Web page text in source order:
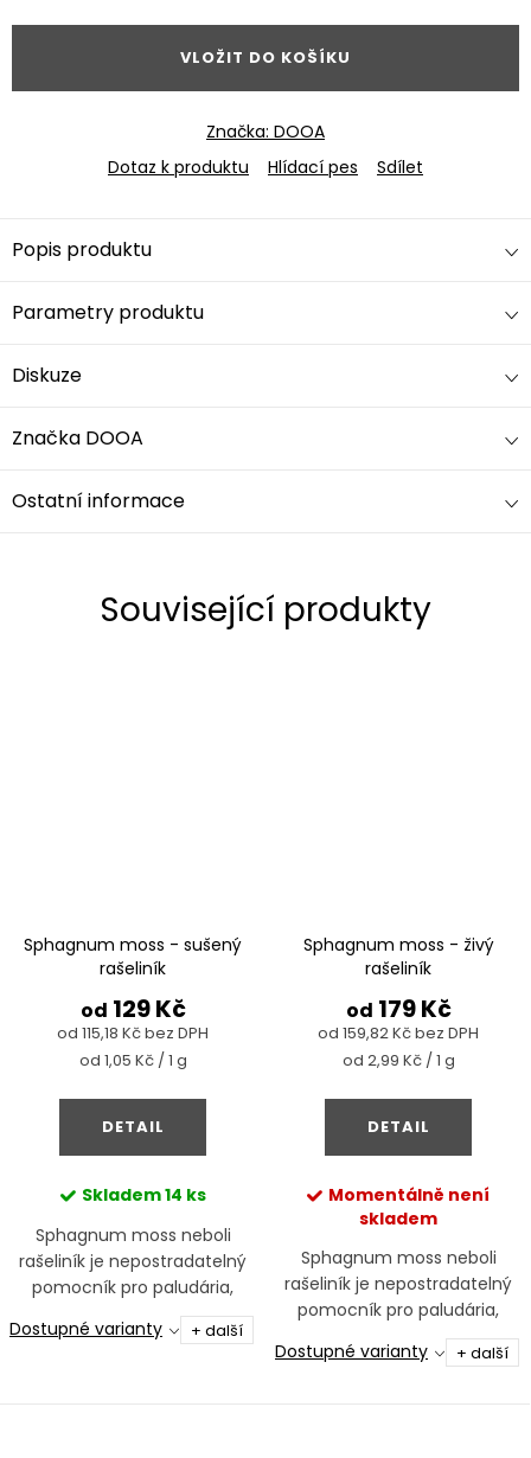
VLOŽIT DO KOŠÍKU
Značka: DOOA
Dotaz k produktu
Hlídací pes Sdílet
Popis produktu
Parametry produktu
Diskuze
Značka DOOA
Ostatní informace
Související produkty
Sphagnum moss - sušený
rašeliník
od 115,18 Kč bez DPH
od 129 Kč
Měrná
od 1,05 Kč / 1 g
DETAIL
Skladem14 ks
Sphagnum moss neboli
rašeliník je nepostradatelný
pomocník pro paludária,
uzavřené ekosystémy,
tropické rostliny a orchideje
Dostupné varianty + další
Sphagnum moss - živý
rašeliník
od 159,82 Kč bez DPH
od 179 Kč
Měrná
od 2,99 Kč / 1 g
DETAIL
Momentálně není
skladem
Sphagnum moss neboli
rašeliník je nepostradatelný
pomocník pro paludária,
uzavřené ekosystémy,
tropické rostliny a orchideje
Dostupné varianty + další